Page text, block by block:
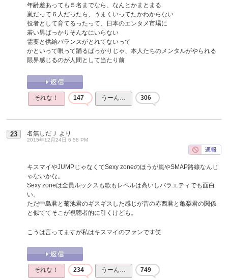
年齢差あっても５名までなら、なんとかまとまる
嵐だって６人だったら、うまくいってたかわからない
役者として育てるったって、日本のエンタメ市場に
若い男ばっかりそんなにいらない
需要と供給バランスがとれてないって
かといって唄って踊るばっかりじゃ、本人たちのメンタルがやられる
限界感じるのが人間として当たり前
それな！ 147 うーん… 306
23 名無しだＪ より
2015年12月24日 6:58 PM
キスマイやJUMPじゃなくてSexy zoneのほうが嵐やSMAP路線なんじ
ゃないかな。
Sexy zoneは全員ルックスも歌もレベルは高いしバラエティでも面白
い。
ただ中島君と菊池君のギスギスした感じが昔の赤西君と亀梨君の関係
と似ててそこが視聴者的に引くけども。
こうは言ってますが私はキスマイのファンです笑
それな！ 234 うーん… 749